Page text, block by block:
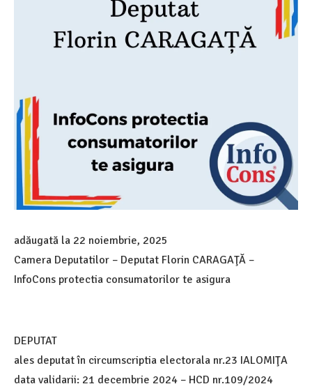
adăugată la 22 noiembrie, 2025
Camera Deputatilor – Deputat Florin CARAGAŢĂ –
InfoCons protectia consumatorilor te asigura
DEPUTAT
ales deputat în circumscriptia electorala nr.23 IALOMIŢA
data validarii: 21 decembrie 2024 – HCD nr.109/2024